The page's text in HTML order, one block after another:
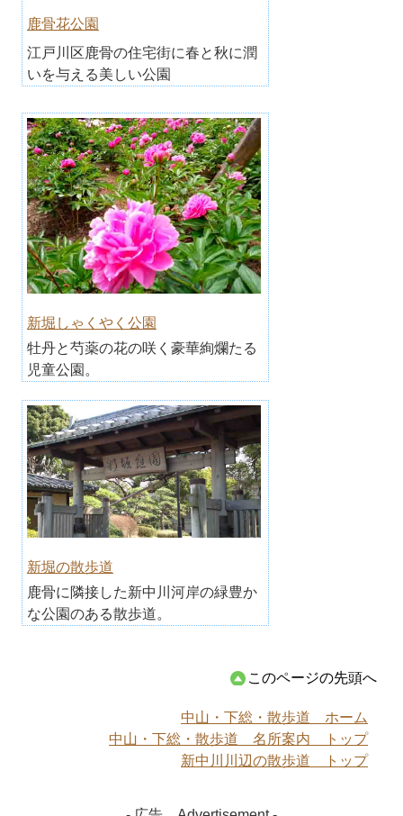
鹿骨花公園
江戸川区鹿骨の住宅街に春と秋に潤
いを与える美しい公園
新堀しゃくやく公園
牡丹と芍薬の花の咲く豪華絢爛たる
児童公園。
新堀の散歩道
鹿骨に隣接した新中川河岸の緑豊か
な公園のある散歩道。
このページの先頭へ
中山・下総・散歩道 ホーム
中山・下総・散歩道 名所案内 トップ
新中川川辺の散歩道 トップ